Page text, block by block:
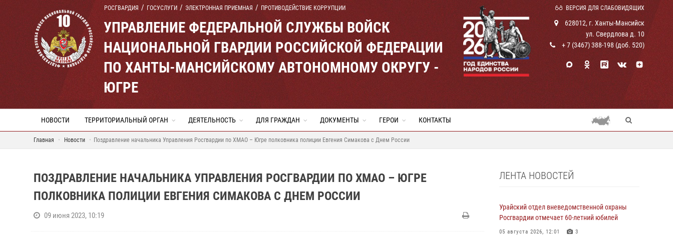
РОСГВАРДИЯ ГОСУСЛУГИ ЭЛЕКТРОННАЯ ПРИЕМНАЯ ПРОТИВОДЕЙСТВИЕ КОРРУПЦИИ ВЕРСИЯ ДЛЯ СЛАБОВИДЯЩИХ
УПРАВЛЕНИЕ ФЕДЕРАЛЬНОЙ СЛУЖБЫ ВОЙСК
НАЦИОНАЛЬНОЙ ГВАРДИИ РОССИЙСКОЙ ФЕДЕРАЦИИ
ПО ХАНТЫ-МАНСИЙСКОМУ АВТОНОМНОМУ ОКРУГУ -
ЮГРЕ
628012, г. Ханты-Мансийск
ул. Свердлова д. 10
+ 7 (3467) 388-198 (доб. 520)
НОВОСТИ ТЕРРИТОРИАЛЬНЫЙ ОРГАН ДЕЯТЕЛЬНОСТЬ ДЛЯ ГРАЖДАН ДОКУМЕНТЫ ГЕРОИ КОНТАКТЫ
Главная Новости Поздравление начальника Управления Росгвардии по ХМАО – Югре полковника полиции Евгения Симакова с Днем России
ПОЗДРАВЛЕНИЕ НАЧАЛЬНИКА УПРАВЛЕНИЯ РОСГВАРДИИ ПО ХМАО – ЮГРЕ
ПОЛКОВНИКА ПОЛИЦИИ ЕВГЕНИЯ СИМАКОВА С ДНЕМ РОССИИ
09 июня 2023, 10:19
ЛЕНТА НОВОСТЕЙ
Урайский отдел вневедомственной охраны
Росгвардии отмечает 60-летний юбилей
05 августа 2026, 12:01 3